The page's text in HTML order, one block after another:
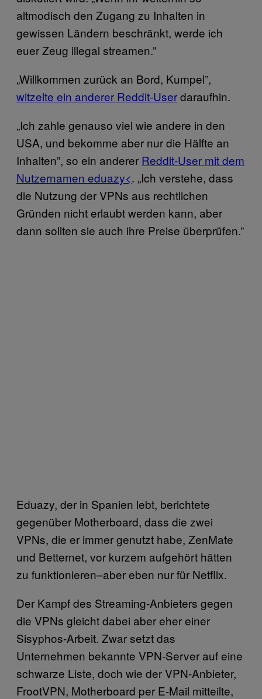
altmodisch den Zugang zu Inhalten in
gewissen Ländern beschränkt, werde ich
euer Zeug illegal streamen.”
„Willkommen zurück an Bord, Kumpel”,
witzelte ein anderer Reddit-Userdaraufhin.
„Ich zahle genauso viel wie andere in den
USA, und bekomme aber nur die Hälfte an
Inhalten”, so ein anderer Reddit-User mit dem
Nutzernamen eduazy<. „Ich verstehe, dass
die Nutzung der VPNs aus rechtlichen
Gründen nicht erlaubt werden kann, aber
dann sollten sie auch ihre Preise überprüfen.”
Eduazy, der in Spanien lebt, berichtete
gegenüber Motherboard, dass die zwei
VPNs, die er immer genutzt habe, ZenMate
und Betternet, vor kurzem aufgehört hätten
zu funktionieren–aber eben nur für Netflix.
Der Kampf des Streaming-Anbieters gegen
die VPNs gleicht dabei aber eher einer
Sisyphos-Arbeit. Zwar setzt das
Unternehmen bekannte VPN-Server auf eine
schwarze Liste, doch wie der VPN-Anbieter,
FrootVPN, Motherboard per E-Mail mitteilte,